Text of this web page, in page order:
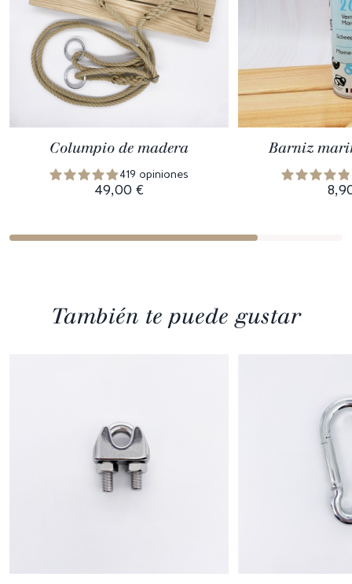
Columpio de madera
419 opiniones
49,00 €
Barniz
También te puede gustar